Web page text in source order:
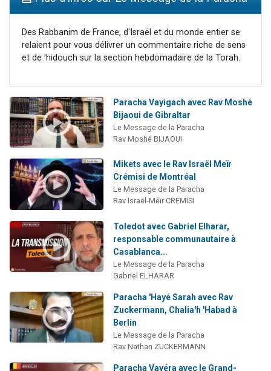
Ariel vient de donner son Maasser
Des Rabbanim de France, d'Israël et du monde entier se
relaient pour vous délivrer un commentaire riche de sens
et de 'hidouch sur la section hebdomadaire de la Torah.
Paracha Vayigach avec Rav Moshé
Bijaoui de Gibraltar
Le Message de la Paracha
Rav Moshé BIJAOUI
Mikets avec le Rav Israël Meïr
Crémisi de Montréal
Le Message de la Paracha
Rav Israël-Méïr CREMISI
Toledot avec Gabriel Elharar,
responsable communautaire à
Casablanca...
Le Message de la Paracha
Gabriel ELHARAR
Paracha 'Hayé Sarah avec Rav
Zuckermann, Chalia'h 'Habad à
Berlin
Le Message de la Paracha
Rav Nathan ZUCKERMANN
Paracha Vayéra avec le Grand-